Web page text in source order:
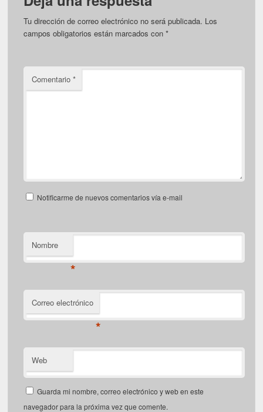
Tu dirección de correo electrónico no será publicada. Los
campos obligatorios están marcados con*
Comentario*
Notificarme de nuevos comentarios vía e-mail
Nombre
*
Correo electrónico
*
Web
Guarda mi nombre, correo electrónico y web en este
navegador para la próxima vez que comente.